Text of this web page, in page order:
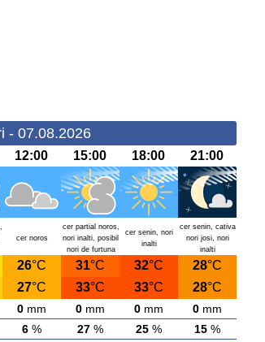
- 07.08.2026
12:00 15:00 18:00 21:00
cer noros
cer partial noros,
nori inalti, posibil
nori de furtuna
cer senin, nori
inalti
cer senin, cativa
nori josi, nori
inalti
26°C 31°C 32°C 28°C
27°C 33°C 33°C 28°C
0mm 0mm 0mm 0mm
6% 27% 25% 15%